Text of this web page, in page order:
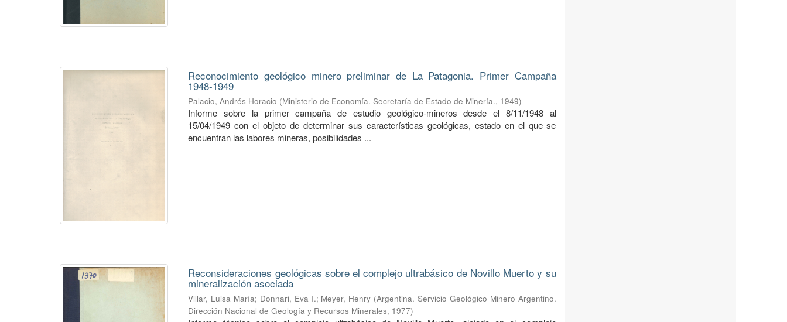
Reconocimiento geológico minero preliminar de La Patagonia. Primer Campaña
1948-1949
Palacio, Andrés Horacio (Ministerio de Economía. Secretaría de Estado de Minería., 1949)
Informe sobre la primer campaña de estudio geológico-mineros desde el 8/11/1948 al
15/04/1949 con el objeto de determinar sus características geológicas, estado en el que se
encuentran las labores mineras, posibilidades ...
Reconsideraciones geológicas sobre el complejo ultrabásico de Novillo Muerto y su
mineralización asociada
Villar, Luisa María; Donnari, Eva I.; Meyer, Henry (Argentina. Servicio Geológico Minero Argentino.
Dirección Nacional de Geología y Recursos Minerales, 1977)